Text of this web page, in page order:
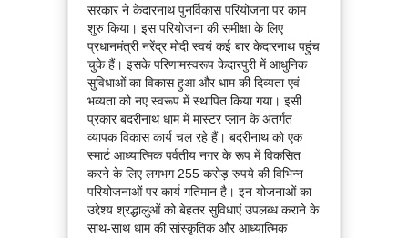
सरकार ने केदारनाथ पुनर्विकास परियोजना पर काम
शुरु किया। इस परियोजना की समीक्षा के लिए
प्रधानमंत्री नरेंद्र मोदी स्वयं कई बार केदारनाथ पहुंच
चुके हैं। इसके परिणामस्वरूप केदारपुरी में आधुनिक
सुविधाओं का विकास हुआ और धाम की दिव्यता एवं
भव्यता को नए स्वरूप में स्थापित किया गया। इसी
प्रकार बदरीनाथ धाम में मास्टर प्लान के अंतर्गत
व्यापक विकास कार्य चल रहे हैं। बदरीनाथ को एक
स्मार्ट आध्यात्मिक पर्वतीय नगर के रूप में विकसित
करने के लिए लगभग 255 करोड़ रुपये की विभिन्न
परियोजनाओं पर कार्य गतिमान है। इन योजनाओं का
उद्देश्य श्रद्धालुओं को बेहतर सुविधाएं उपलब्ध कराने के
साथ-साथ धाम की सांस्कृतिक और आध्यात्मिक